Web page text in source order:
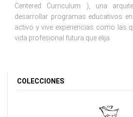
Centered Curriculum ), una
desarrollar programas educativos
activo y vive experiencias como las
vida profesional futura que elija.
COLECCIONES